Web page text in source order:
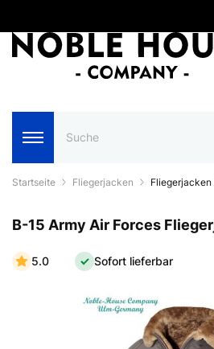
Startseite Fliegerjacken Fliegerjacken
B-15 Army Air Forces
5.0 Sofort lieferbar